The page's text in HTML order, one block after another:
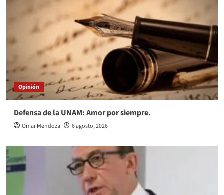
Opinión
Defensa de la UNAM: Amor por siempre.
Omar Mendoza 6 agosto, 2026